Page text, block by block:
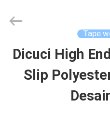
RUMAH
Garment
Accessories
Rights
Reserved.
Tape
Dicuci High
Slip